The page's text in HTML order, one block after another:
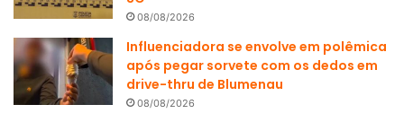
08/08/2026
Influenciadora se envolve em polêmica
após pegar sorvete com os dedos em
drive-thru de Blumenau
08/08/2026